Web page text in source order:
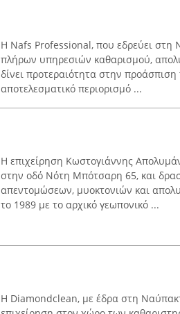
Η Nafs Professional, που εδρεύει στη
πλήρων υπηρεσιών καθαρισμού,
δίνει προτεραιότητα στην
αποτελεσματικό περιορισμό ...
Η επιχείρηση Κωστογιάννης
στην οδό Νότη Μπότσαρη 65, και
απεντομώσεων, μυοκτονιών και
το 1989 με το αρχικό γεωπονικό ...
Η Diamondclean, με έδρα στη